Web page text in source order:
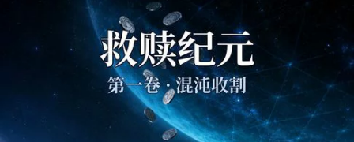
美食蛋糕 養生保健
居家生活 3C家電 運動休閒 親子玩具